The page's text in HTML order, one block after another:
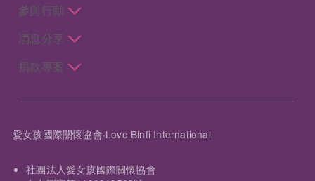
參與行動
消息分享
捐款專案
愛女孩國際關懷協會·Love Binti International
社團法人愛女孩國際關懷協會